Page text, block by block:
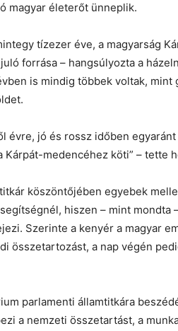
magyar életerőt ünneplik.
tízezer éve, a magyarság
forrása – hangsúlyozta a
is mindig többek voltak, mint
évre, jó és rossz időben
medencéhez köti” – tette
köszöntőjében egyebek
hiszen – mint mondta
Szerinte a kenyér a magyar
összetartozást, a nap végén
parlamenti államtitkára
a nemzeti összetartást, a